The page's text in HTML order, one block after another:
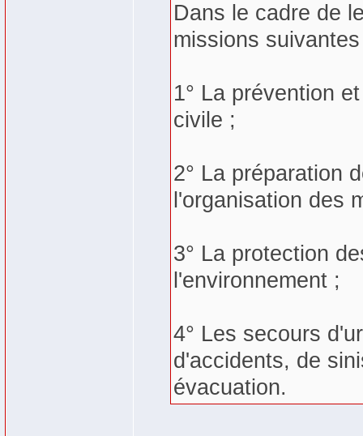
Dans le cadre de
missions
1° La prévention
civile ;
2° La préparation
l'organisation des
3° La protection
l'environnement ;
4° Les secours
d'accidents, de
évacuation.